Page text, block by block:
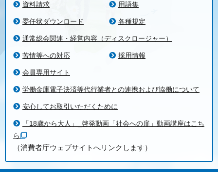
資料請求 用語集
委任状ダウンロード 各種規定
通常総会関連・経営内容（ディスクロージャー）
苦情等への対応 採用情報
会員専用サイト
労働金庫電子決済等代行業者との連携および協働について
安心してお取引いただくために
「18歳から大人」_啓発動画「社会への扉」動画講座はこち
ら
（消費者庁ウェブサイトへリンクします）